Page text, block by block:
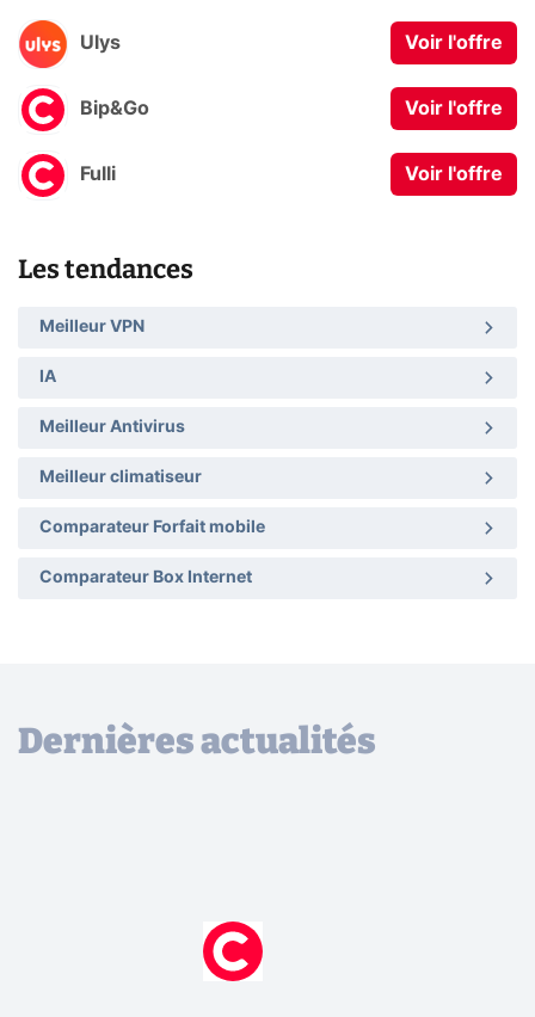
Ulys Voir l'offre
Bip&Go Voir l'offre
Fulli Voir l'offre
Les tendances
Meilleur VPN
IA
Meilleur Antivirus
Meilleur climatiseur
Comparateur Forfait mobile
Comparateur Box Internet
Dernières actualités